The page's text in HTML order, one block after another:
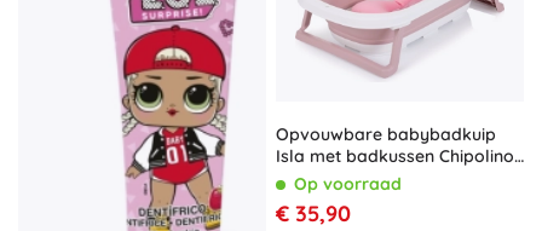
Opvouwbare babybadkuip
Isla met badkussen Chipolino
– Roze
Op voorraad
€ 35,90